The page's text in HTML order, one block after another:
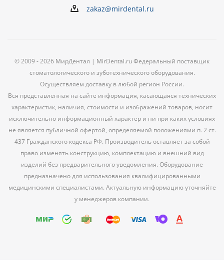
zakaz@mirdental.ru
© 2009 - 2026 МирДентал | MirDental.ru Федеральный поставщик
стоматологического и зуботехнического оборудования.
Осуществляем доставку в любой регион России.
Вся представленная на сайте информация, касающаяся технических
характеристик, наличия, стоимости и изображений товаров, носит
исключительно информационный характер и ни при каких условиях
не является публичной офертой, определяемой положениями п. 2 ст.
437 Гражданского кодекса РФ. Производитель оставляет за собой
право изменять конструкцию, комплектацию и внешний вид
изделий без предварительного уведомления. Оборудование
предназначено для использования квалифицированными
медицинскими специалистами. Актуальную информацию уточняйте
у менеджеров компании.